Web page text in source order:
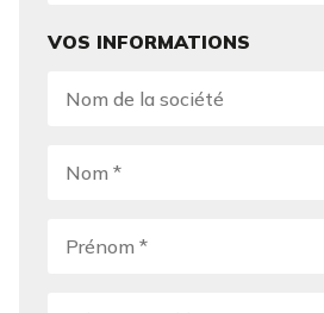
VOS INFORMATIONS